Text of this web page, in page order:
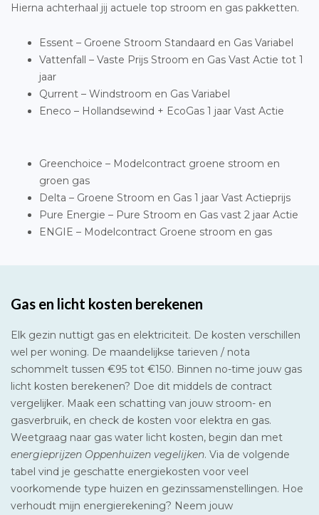
Hierna achterhaal jij actuele top stroom en gas pakketten.
Essent – Groene Stroom Standaard en Gas Variabel
Vattenfall – Vaste Prijs Stroom en Gas Vast Actie tot 1
jaar
Qurrent – Windstroom en Gas Variabel
Eneco – Hollandsewind + EcoGas 1 jaar Vast Actie
Greenchoice – Modelcontract groene stroom en
groen gas
Delta – Groene Stroom en Gas 1 jaar Vast Actieprijs
Pure Energie – Pure Stroom en Gas vast 2 jaar Actie
ENGIE – Modelcontract Groene stroom en gas
Gas en licht kosten berekenen
Elk gezin nuttigt gas en elektriciteit. De kosten verschillen
wel per woning. De maandelijkse tarieven / nota
schommelt tussen €95 tot €150. Binnen no-time jouw gas
licht kosten berekenen? Doe dit middels de contract
vergelijker. Maak een schatting van jouw stroom- en
gasverbruik, en check de kosten voor elektra en gas.
Weetgraag naar gas water licht kosten, begin dan met
energieprijzen Oppenhuizen vegelijken. Via de volgende
tabel vind je geschatte energiekosten voor veel
voorkomende type huizen en gezinssamenstellingen. Hoe
verhoudt mijn energierekening? Neem jouw